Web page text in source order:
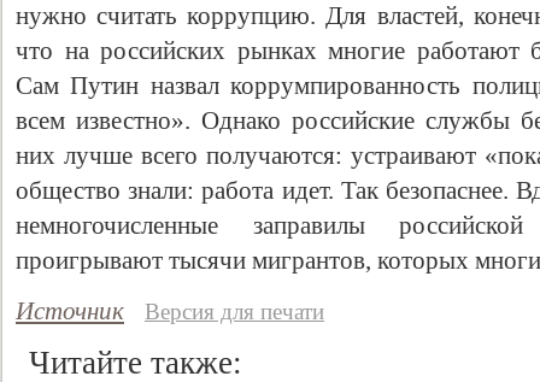
нужно считать коррупцию. Для властей,
что на российских рынках многие работают
Сам Путин назвал коррумпированность
всем известно». Однако российские службы
них лучше всего получаются: устраивают
общество знали: работа идет. Так безопаснее.
немногочисленные заправилы
проигрывают тысячи мигрантов, которых
Источник
Версия для печати
Читайте также: